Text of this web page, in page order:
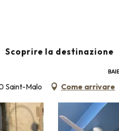
Scoprire la destinazione
Saint-Malo Come arrivare